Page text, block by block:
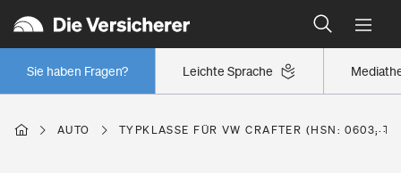
Leichte Sprache
Sie haben Fragen?
Wer versichert was: Jetzt Versicherer finden
Regionalklassen: So ist Ihre Region eingestuft
Wer versichert was: Jetzt Versicherer finden
AUTO TYPKLASSE FÜR VW CRAFTER (HSN: 0603,